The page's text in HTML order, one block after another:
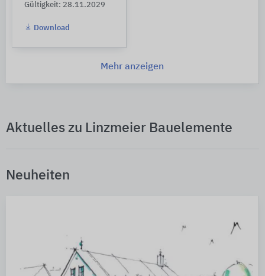
Gültigkeit: 28.11.2029
Download
Mehr anzeigen
Aktuelles zu Linzmeier Bauelemente
Neuheiten